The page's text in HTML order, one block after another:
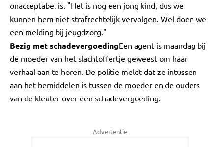
onacceptabel is. "Het is nog een jong kind, dus we
kunnen hem niet strafrechtelijk vervolgen. Wel doen we
een melding bij jeugdzorg."
Bezig met schadevergoedingEen agent is maandag bij
de moeder van het slachtoffertje geweest om haar
verhaal aan te horen. De politie meldt dat ze intussen
aan het bemiddelen is tussen de moeder en de ouders
van de kleuter over een schadevergoeding.
Advertentie